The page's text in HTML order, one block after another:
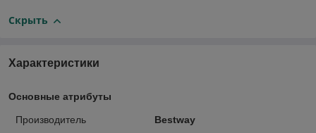
Скрыть
Характеристики
Основные атрибуты
Производитель
Bestway